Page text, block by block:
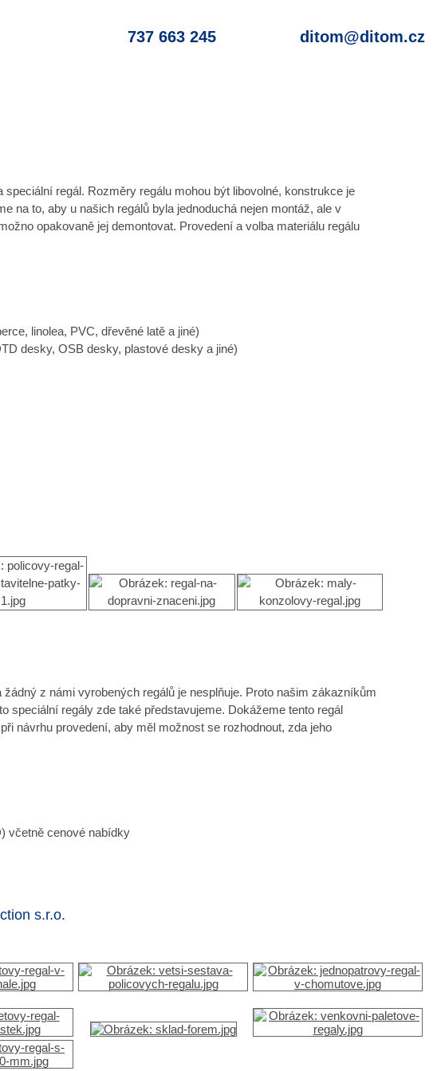
737 663 245 ditom@ditom.cz​
regál. Rozměry regálu mohou být libovolné, konstrukce je
na to, aby u našich regálů byla jednoduchá nejen montáž, ale v
opakovaně jej demontovat. Provedení a volba materiálu regálu
linolea, PVC, dřevěné latě a jiné)
desky, OSB desky, plastové desky a jiné)
z námi vyrobených regálů je nesplňuje. Proto našim zákazníkům
speciální regály zde také představujeme. Dokážeme tento regál
návrhu provedení, aby měl možnost se rozhodnout, zda jeho
včetně cenové nabídky
s.r.o.